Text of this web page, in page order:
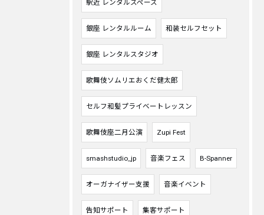
駅近 レンタルスペース
銀座 レンタルルーム 和装セルフセット
銀座 レンタルスタジオ
歌舞伎ソムリエおくだ健太郎
セルフ和髪プライベートレッスン
歌舞伎座二月公演 Zupi Fest
smashstudio_jp 音楽フェス B-Spanner
オーガナイザー支援 音楽イベント
告知サポート 集客サポート